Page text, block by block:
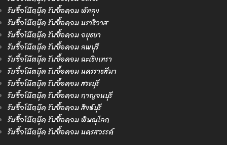
รับซื้อโน๊ตบุ๊ค รับซื้อคอม พัทลุง
รับซื้อโน๊ตบุ๊ค รับซื้อคอม นราธิวาส
รับซื้อโน๊ตบุ๊ค รับซื้อคอม อยุธยา
รับซื้อโน๊ตบุ๊ค รับซื้อคอม ลพบุรี
รับซื้อโน๊ตบุ๊ค รับซื้อคอม ฉะเชิงเทรา
รับซื้อโน๊ตบุ๊ค รับซื้อคอม นครราชสีมา
รับซื้อโน๊ตบุ๊ค รับซื้อคอม สระบุรี
รับซื้อโน๊ตบุ๊ค รับซื้อคอม กาญจนบุรี
รับซื้อโน๊ตบุ๊ค รับซื้อคอม สิงห์บุรี
รับซื้อโน๊ตบุ๊ค รับซื้อคอม พิษณุโลก
รับซื้อโน๊ตบุ๊ค รับซื้อคอม นครสวรรค์